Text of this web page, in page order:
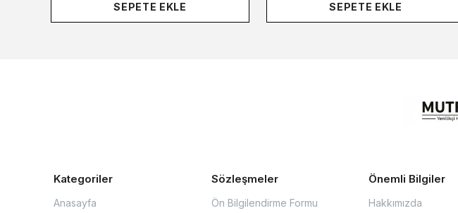
SEPETE EKLE SEPETE EKLE
Kategoriler
Anasayfa
Sözleşmeler
Ön Bilgilendirme Formu
Önemli Bilgiler
Hakkımızda